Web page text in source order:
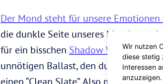
Der Mond steht für unsere
die dunkle Seite unseres Mondes
für ein bisschen Shadow Work! Jetzt
unnötigen Ballast, den du schon viel
einen “Clean Slate”. Also mach dich
Wir nutzen
diese stetig
Interessen